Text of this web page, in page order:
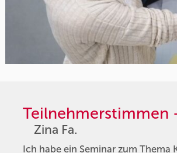
Teilnehmerstimmen
Zina Fa.
Ich habe ein Seminar zum